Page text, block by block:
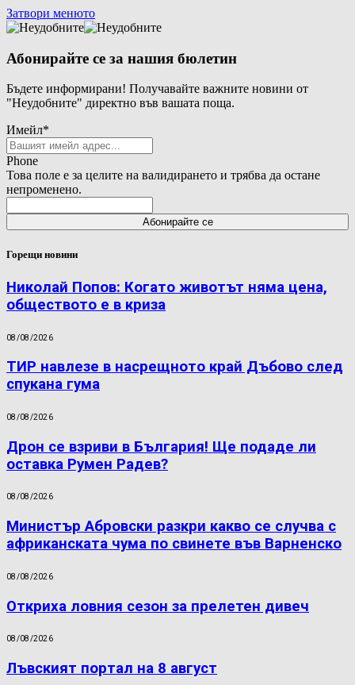
Затвори менюто
Абонирайте се за нашия бюлетин
Бъдете информирани! Получавайте важните новини от
"Неудобните" директно във вашата поща.
Имейл*
Phone
Това поле е за целите на валидирането и трябва да остане
непроменено.
Горещи новини
Николай Попов: Когато животът няма цена,
обществото е в криза
08/08/2026
ТИР навлезе в насрещното край Дъбово след
спукана гума
08/08/2026
Дрон се взриви в България! Ще подаде ли
оставка Румен Радев?
08/08/2026
Министър Абровски разкри какво се случва с
африканската чума по свинете във Варненско
08/08/2026
Откриха ловния сезон за прелетен дивеч
08/08/2026
Лъвският портал на 8 август